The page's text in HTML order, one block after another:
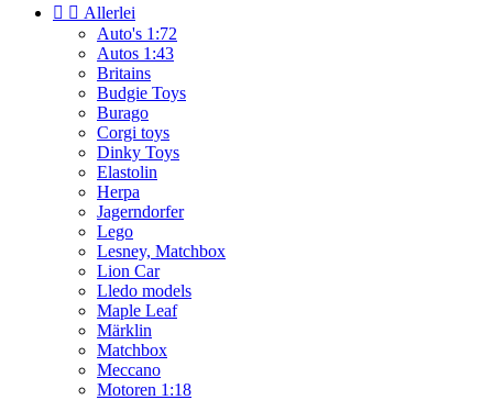
  Allerlei
Auto's 1:72
Autos 1:43
Britains
Budgie Toys
Burago
Corgi toys
Dinky Toys
Elastolin
Herpa
Jagerndorfer
Lego
Lesney, Matchbox
Lion Car
Lledo models
Maple Leaf
Märklin
Matchbox
Meccano
Motoren 1:18